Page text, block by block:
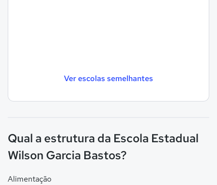
Ver escolas semelhantes
Qual a estrutura da Escola Estadual
Wilson Garcia Bastos?
Alimentação